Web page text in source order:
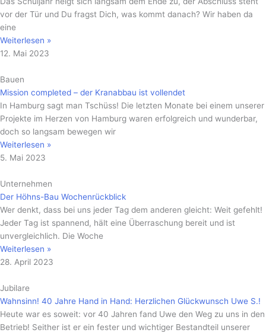
vor der Tür und Du fragst Dich, was kommt danach? Wir haben da
eine
Weiterlesen »
12. Mai 2023
Bauen
Mission completed – der Kranabbau ist vollendet
In Hamburg sagt man Tschüss! Die letzten Monate bei einem unserer
Projekte im Herzen von Hamburg waren erfolgreich und wunderbar,
doch so langsam bewegen wir
Weiterlesen »
5. Mai 2023
Unternehmen
Der Höhns-Bau Wochenrückblick
Wer denkt, dass bei uns jeder Tag dem anderen gleicht: Weit gefehlt!
Jeder Tag ist spannend, hält eine Überraschung bereit und ist
unvergleichlich. Die Woche
Weiterlesen »
28. April 2023
Jubilare
Wahnsinn! 40 Jahre Hand in Hand: Herzlichen Glückwunsch Uwe S.!
Heute war es soweit: vor 40 Jahren fand Uwe den Weg zu uns in den
Betrieb! Seither ist er ein fester und wichtiger Bestandteil unserer